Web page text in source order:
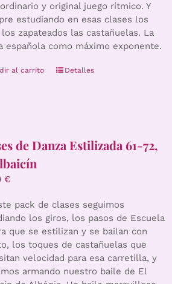
y original juego rítmico. Y
estudiando en esas clases los
zapateados las castañuelas. La
española como máximo exponente.
al carrito Detalles
de Danza Estilizada 61-72,
€
pack de clases seguimos
los giros, los pasos de Escuela
que se estilizan y se bailan con
los toques de castañuelas que
velocidad para esa carretilla, y
armando nuestro baile de El